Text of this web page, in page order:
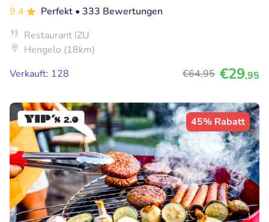
9.4
Perfekt • 333 Bewertungen
Restaurant IZU
Hengelo (18km)
Verkauft: 128
€64,95 €29,95
45% Rabatt